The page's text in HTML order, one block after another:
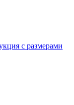
с размерами